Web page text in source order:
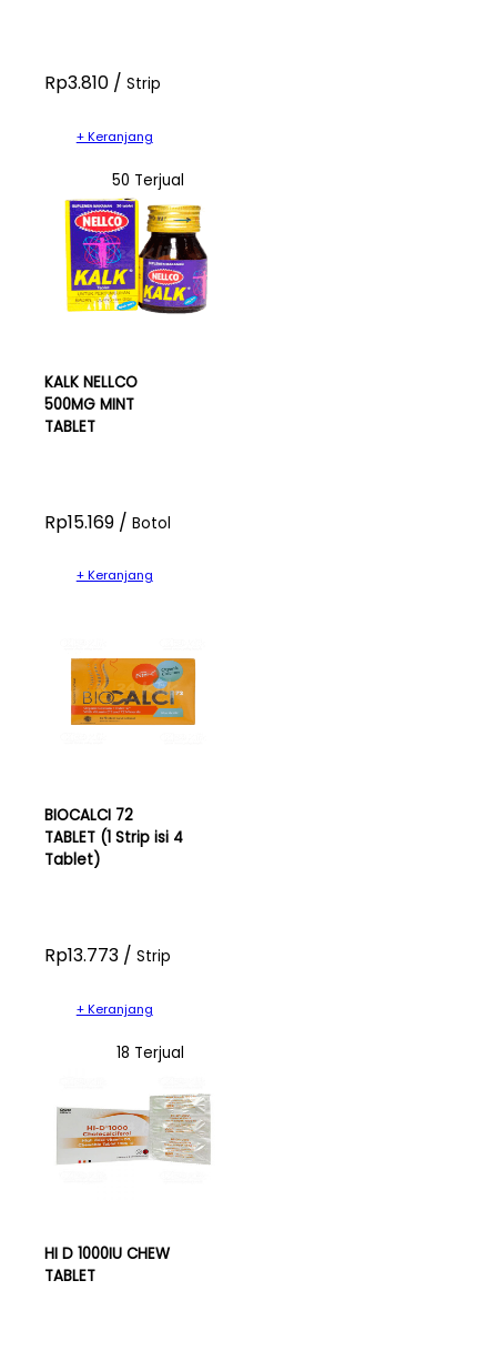
Rp3.810 / Strip
+ Keranjang
50 Terjual
KALK NELLCO
500MG MINT
TABLET
Rp15.169 / Botol
+ Keranjang
BIOCALCI 72
TABLET (1 Strip isi 4
Tablet)
Rp13.773 / Strip
+ Keranjang
18 Terjual
HI D 1000IU CHEW
TABLET